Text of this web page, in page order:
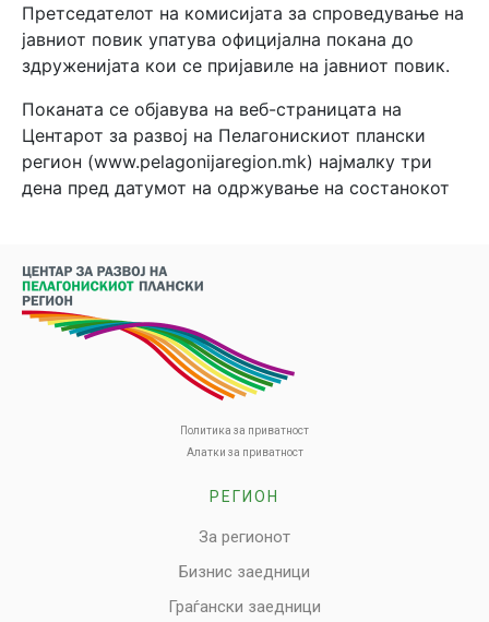
Претседателот на комисијата за спроведување на
јавниот повик упатува официјална покана до
здруженијата кои се пријавиле на јавниот повик.
Поканата се објавува на веб-страницата на
Центарот за развој на Пелагонискиот плански
регион (www.pelagonijaregion.mk) најмалку три
дена пред датумот на одржување на состанокот
Политика за приватност
Алатки за приватност
РЕГИОН
За регионот
Бизнис заедници
Граѓански заедници